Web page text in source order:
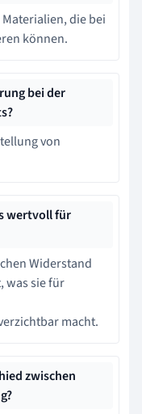
die bei
können.
bei der
von
wertvoll für
Widerstand
was sie für
macht.
zwischen